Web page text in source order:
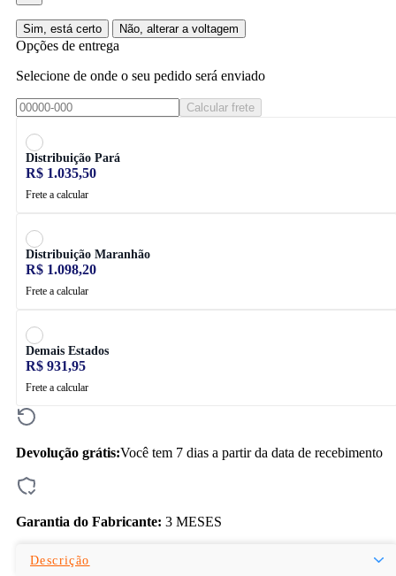
Sim, está certo Não, alterar a voltagem
Opções de entrega
Selecione de onde o seu pedido será enviado
Calcular frete
Distribuição Pará
R$ 1.035,50
Frete a calcular
Distribuição Maranhão
R$ 1.098,20
Frete a calcular
Demais Estados
R$ 931,95
Frete a calcular
Devolução grátis:Você tem 7 dias a partir da data de recebimento
Garantia do Fabricante: 3 MESES
Descrição